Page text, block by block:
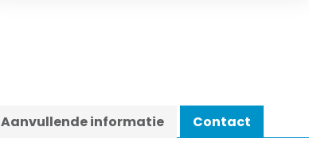
Aanvullende informatie Contact